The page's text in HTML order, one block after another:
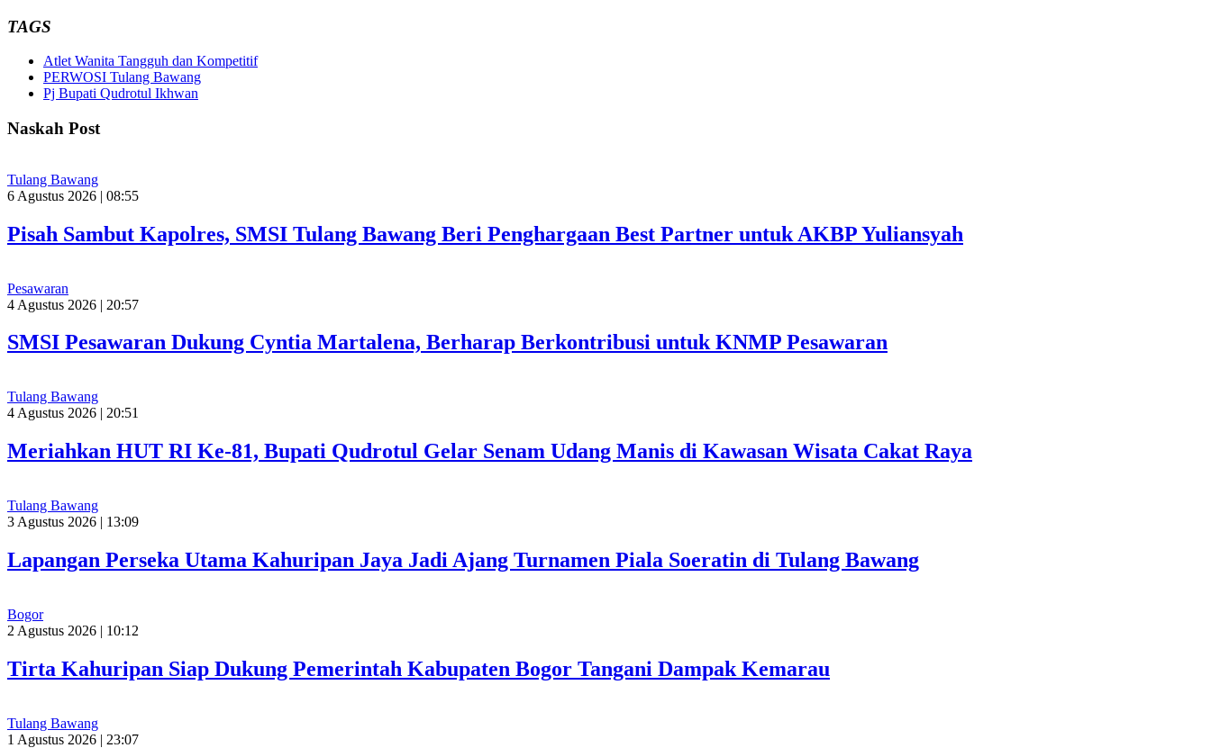
TAGS
Atlet Wanita Tangguh dan Kompetitif
PERWOSI Tulang Bawang
Pj Bupati Qudrotul Ikhwan
Naskah Post
Tulang Bawang
6 Agustus 2026 | 08:55
Pisah Sambut Kapolres, SMSI Tulang Bawang Beri Penghargaan Best Partner untuk AKBP Yuliansyah
Pesawaran
4 Agustus 2026 | 20:57
SMSI Pesawaran Dukung Cyntia Martalena, Berharap Berkontribusi untuk KNMP Pesawaran
Tulang Bawang
4 Agustus 2026 | 20:51
Meriahkan HUT RI Ke-81, Bupati Qudrotul Gelar Senam Udang Manis di Kawasan Wisata Cakat Raya
Tulang Bawang
3 Agustus 2026 | 13:09
Lapangan Perseka Utama Kahuripan Jaya Jadi Ajang Turnamen Piala Soeratin di Tulang Bawang
Bogor
2 Agustus 2026 | 10:12
Tirta Kahuripan Siap Dukung Pemerintah Kabupaten Bogor Tangani Dampak Kemarau
Tulang Bawang
1 Agustus 2026 | 23:07